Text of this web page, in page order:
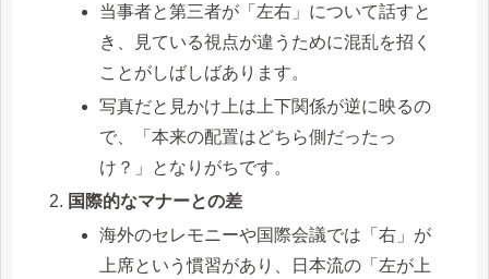
当事者と第三者が「左右」について話すと
き、見ている視点が違うために混乱を招く
ことがしばしばあります。
写真だと見かけ上は上下関係が逆に映るの
で、「本来の配置はどちら側だったっ
け？」となりがちです。
国際的なマナーとの差
海外のセレモニーや国際会議では「右」が
上席という慣習があり、日本流の「左が上